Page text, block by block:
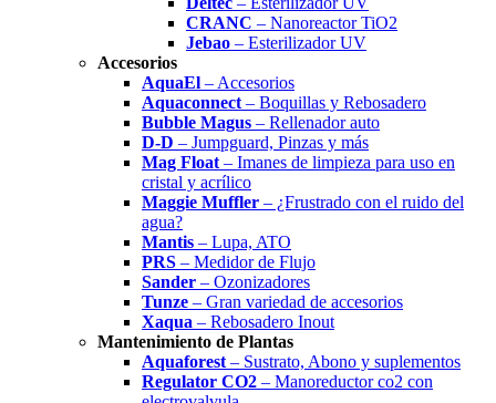
CRANC – Nanoreactor TiO2
Jebao – Esterilizador UV
Accesorios
AquaEl – Accesorios
Aquaconnect – Boquillas y Rebosadero
Bubble Magus – Rellenador auto
D-D – Jumpguard, Pinzas y más
Mag Float – Imanes de limpieza para uso en
cristal y acrílico
Maggie Muffler – ¿Frustrado con el ruido del
agua?
Mantis – Lupa, ATO
PRS – Medidor de Flujo
Sander – Ozonizadores
Tunze – Gran variedad de accesorios
Xaqua – Rebosadero Inout
Mantenimiento de Plantas
Aquaforest – Sustrato, Abono y suplementos
Regulator CO2 – Manoreductor co2 con